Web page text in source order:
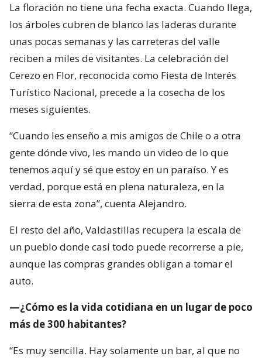
La floración no tiene una fecha exacta. Cuando llega,
los árboles cubren de blanco las laderas durante
unas pocas semanas y las carreteras del valle
reciben a miles de visitantes. La celebración del
Cerezo en Flor, reconocida como Fiesta de Interés
Turístico Nacional, precede a la cosecha de los
meses siguientes.
“Cuando les enseño a mis amigos de Chile o a otra
gente dónde vivo, les mando un video de lo que
tenemos aquí y sé que estoy en un paraíso. Y es
verdad, porque está en plena naturaleza, en la
sierra de esta zona”, cuenta Alejandro.
El resto del año, Valdastillas recupera la escala de
un pueblo donde casi todo puede recorrerse a pie,
aunque las compras grandes obligan a tomar el
auto.
—¿Cómo es la vida cotidiana en un lugar de poco
más de 300 habitantes?
“Es muy sencilla. Hay solamente un bar, al que no